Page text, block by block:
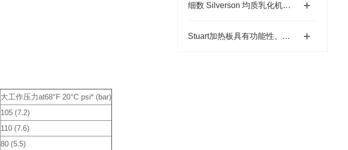
细数 Silverson 均质乳化机的创新特点与优势
Stuart加热板具有功能性、安全性和耐久性三大特性
大工作压力at68°F 20°C psi* (bar)
105 (7.2)
110 (7.6)
80 (5.5)